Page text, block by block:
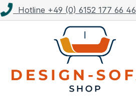
Hauptinhalt springen
Zur Suche springen
Zur Hauptnavigation springen
Hotline +49 (0) 6152 177 66 46